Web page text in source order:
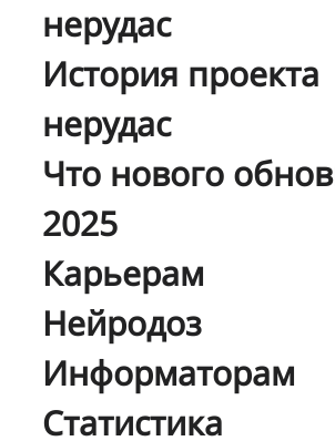
нерудас
История проекта
нерудас
Что нового
2025
Карьерам
Нейродоз
Информаторам
Статистика